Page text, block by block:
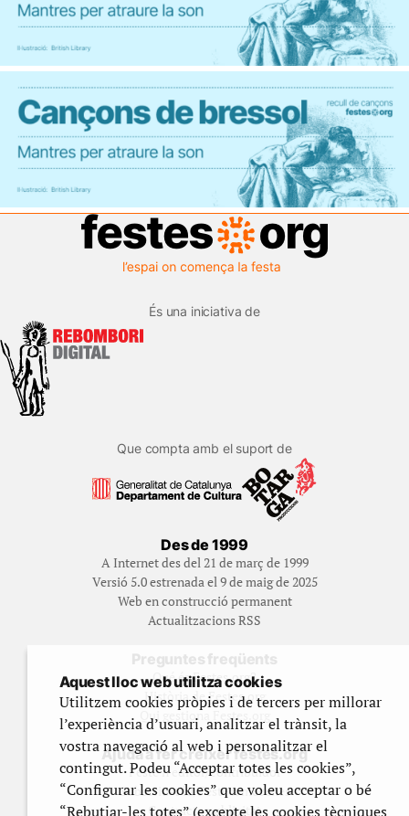
És una iniciativa de
Que compta amb el suport de
Des de 1999
A Internet des del 21 de març de 1999
Versió 5.0 estrenada el 9 de maig de 2025
Web en construcció permanent
Actualitzacions RSS
Preguntes freqüents
Qué és Festes.org?
Història de Festes.org
Qui gestiona Festes.org
Ajuda a fer créixer festes.org
Feste’n editor/contribuidor
Subscriu-t’hi/Feste’n mecenes
Contracta publicitat
Aquest lloc web utilitza cookies
Utilitzem cookies pròpies i de tercers per millorar
l’experiència d’usuari, analitzar el trànsit, la
vostra navegació al web i personalitzar el
contingut. Podeu “Acceptar totes les cookies”,
“Configurar les cookies” que voleu acceptar o bé
“Rebutjar-les totes” (excepte les cookies tècniques